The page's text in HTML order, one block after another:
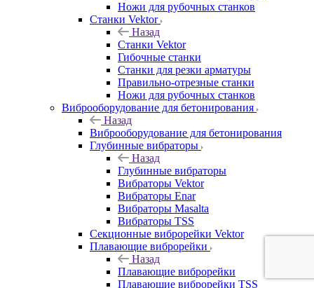
Ножи для рубочных станков
Станки Vektor
Назад
Станки Vektor
Гибочные станки
Станки для резки арматуры
Правильно-отрезные станки
Ножи для рубочных станков
Виброоборудование для бетонирования
Назад
Виброоборудование для бетонирования
Глубинные вибраторы
Назад
Глубинные вибраторы
Вибраторы Vektor
Вибраторы Enar
Вибраторы Masalta
Вибраторы TSS
Секционные виброрейки Vektor
Плавающие виброрейки
Назад
Плавающие виброрейки
Плавающие виброрейки TSS